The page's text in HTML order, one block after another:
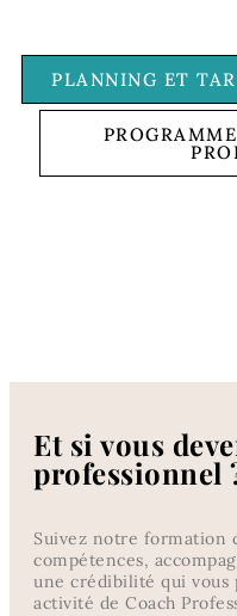
PLANNING ET
Et si vous
professionnel
Suivez notre formation
compétences,
une crédibilité qui vous
activité de Coach